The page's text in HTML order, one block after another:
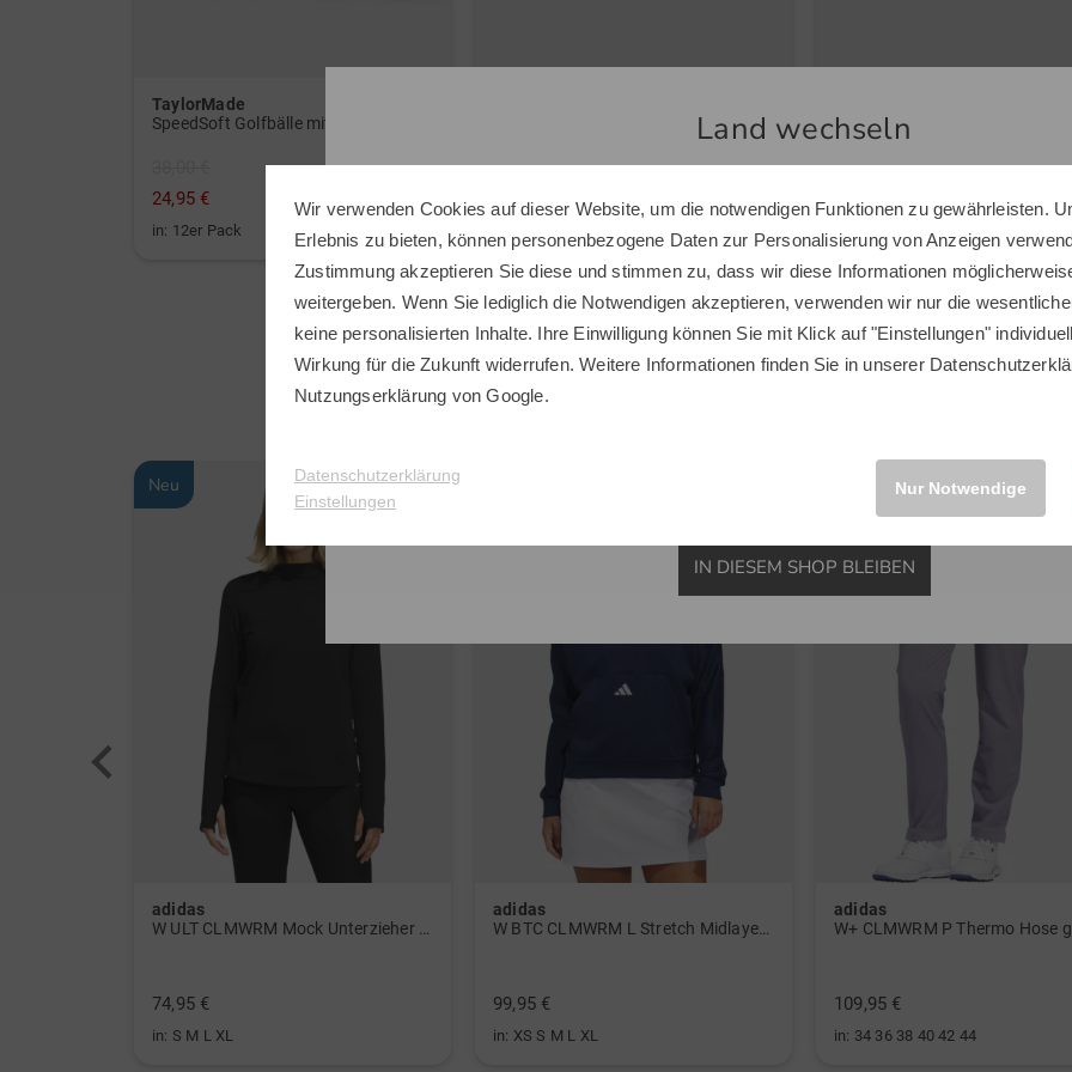
TaylorMade
24,95 €
in: 12er Pack
Tour Double Canopy UV Regenschirm schwarz
79,95 €
49,95 €
Distance+ Multi Golfbälle bunt
33,95 €
19,95 €
in: 12er Pack
Neu
adidas
74,95 €
in: S M L XL
adidas
99,95 €
in: XS S M L XL
adidas
W+ CLMWRM P Thermo Hose
109,95 €
in: 34 36 38 40 42 44
Land wechseln
Sie scheinen sich in einem anderen Land zu befinden.
Möchten Sie den Golf House Shop wechseln?
IN DIESEM SHOP BLEIBEN
Wir verwenden Cookies auf dieser Website, um die notwendigen Funktionen zu gewährleisten.
Erlebnis zu bieten, können personenbezogene Daten zur Personalisierung von Anzeigen
Zustimmung akzeptieren Sie diese und stimmen zu, dass wir diese Informationen
weitergeben. Wenn Sie lediglich die Notwendigen akzeptieren, verwenden wir nur die
keine personalisierten Inhalte. Ihre Einwilligung können Sie mit Klick auf "Einstellungen"
Wirkung für die Zukunft widerrufen. Weitere Informationen finden Sie in unserer
Nutzungserklärung von Google.
Datenschutzerklärung
Einstellungen
Nur Notwendige